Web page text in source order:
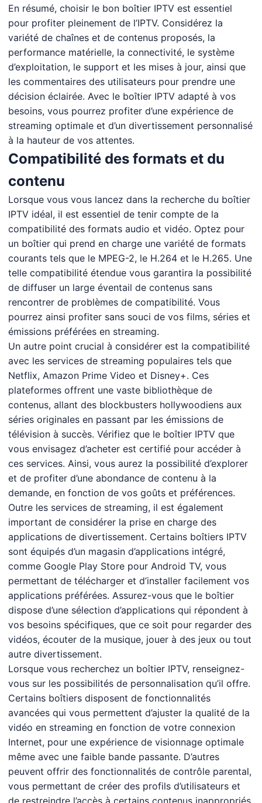
En résumé, choisir le bon boîtier IPTV est essentiel
pour profiter pleinement de l’IPTV. Considérez la
variété de chaînes et de contenus proposés, la
performance matérielle, la connectivité, le système
d’exploitation, le support et les mises à jour, ainsi que
les commentaires des utilisateurs pour prendre une
décision éclairée. Avec le boîtier IPTV adapté à vos
besoins, vous pourrez profiter d’une expérience de
streaming optimale et d’un divertissement personnalisé
à la hauteur de vos attentes.
Compatibilité des formats et du
contenu
Lorsque vous vous lancez dans la recherche du boîtier
IPTV idéal, il est essentiel de tenir compte de la
compatibilité des formats audio et vidéo. Optez pour
un boîtier qui prend en charge une variété de formats
courants tels que le MPEG-2, le H.264 et le H.265. Une
telle compatibilité étendue vous garantira la possibilité
de diffuser un large éventail de contenus sans
rencontrer de problèmes de compatibilité. Vous
pourrez ainsi profiter sans souci de vos films, séries et
émissions préférées en streaming.
Un autre point crucial à considérer est la compatibilité
avec les services de streaming populaires tels que
Netflix, Amazon Prime Video et Disney+. Ces
plateformes offrent une vaste bibliothèque de
contenus, allant des blockbusters hollywoodiens aux
séries originales en passant par les émissions de
télévision à succès. Vérifiez que le boîtier IPTV que
vous envisagez d’acheter est certifié pour accéder à
ces services. Ainsi, vous aurez la possibilité d’explorer
et de profiter d’une abondance de contenu à la
demande, en fonction de vos goûts et préférences.
Outre les services de streaming, il est également
important de considérer la prise en charge des
applications de divertissement. Certains boîtiers IPTV
sont équipés d’un magasin d’applications intégré,
comme Google Play Store pour Android TV, vous
permettant de télécharger et d’installer facilement vos
applications préférées. Assurez-vous que le boîtier
dispose d’une sélection d’applications qui répondent à
vos besoins spécifiques, que ce soit pour regarder des
vidéos, écouter de la musique, jouer à des jeux ou tout
autre divertissement.
Lorsque vous recherchez un boîtier IPTV, renseignez-
vous sur les possibilités de personnalisation qu’il offre.
Certains boîtiers disposent de fonctionnalités
avancées qui vous permettent d’ajuster la qualité de la
vidéo en streaming en fonction de votre connexion
Internet, pour une expérience de visionnage optimale
même avec une faible bande passante. D’autres
peuvent offrir des fonctionnalités de contrôle parental,
vous permettant de créer des profils d’utilisateurs et
de restreindre l’accès à certains contenus inappropriés